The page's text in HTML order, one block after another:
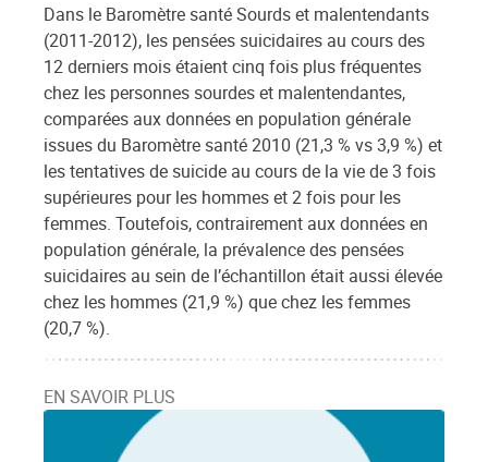
Dans le Baromètre santé Sourds et malentendants
(2011-2012), les pensées suicidaires au cours des
12 derniers mois étaient cinq fois plus fréquentes
chez les personnes sourdes et malentendantes,
comparées aux données en population générale
issues du Baromètre santé 2010 (21,3 % vs 3,9 %) et
les tentatives de suicide au cours de la vie de 3 fois
supérieures pour les hommes et 2 fois pour les
femmes. Toutefois, contrairement aux données en
population générale, la prévalence des pensées
suicidaires au sein de l’échantillon était aussi élevée
chez les hommes (21,9 %) que chez les femmes
(20,7 %).
EN SAVOIR PLUS